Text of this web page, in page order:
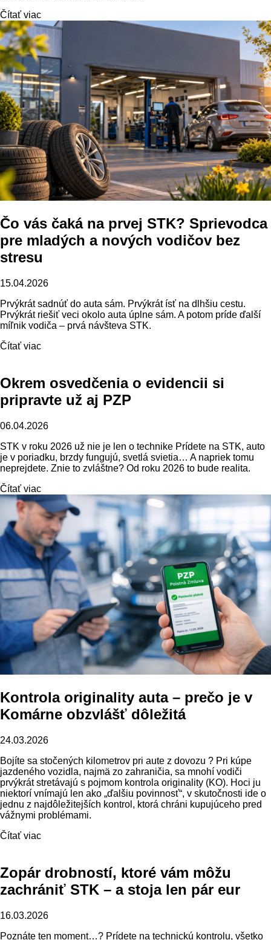
Čítať viac
Čo vás čaká na prvej STK? Sprievodca
pre mladých a nových vodičov bez
stresu
15.04.2026
Prvýkrát sadnúť do auta sám. Prvýkrát ísť na dlhšiu cestu.
Prvýkrát riešiť veci okolo auta úplne sám. A potom príde ďalší
míľnik vodiča – prvá návšteva STK.
Čítať viac
Okrem osvedčenia o evidencii si
pripravte už aj PZP
06.04.2026
STK v roku 2026 už nie je len o technike Prídete na STK, auto
je v poriadku, brzdy fungujú, svetlá svietia… A napriek tomu
neprejdete. Znie to zvláštne? Od roku 2026 to bude realita.
Čítať viac
Kontrola originality auta – prečo je v
Komárne obzvlášť dôležitá
24.03.2026
Bojíte sa stočených kilometrov pri aute z dovozu ? Pri kúpe
jazdeného vozidla, najmä zo zahraničia, sa mnohí vodiči
prvýkrát stretávajú s pojmom kontrola originality (KO). Hoci ju
niektorí vnímajú len ako „ďalšiu povinnosť“, v skutočnosti ide o
jednu z najdôležitejších kontrol, ktorá chráni kupujúceho pred
vážnymi problémami.
Čítať viac
Zopár drobností, ktoré vám môžu
zachrániť STK – a stoja len pár eur
16.03.2026
Poznáte ten moment…? Prídete na technickú kontrolu, všetko